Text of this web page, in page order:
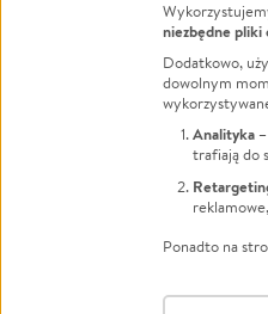
FacebookTwitter
LinkedInTikTok
niezbędne pliki
Dodatkowo,
dowolnym
Analityka
trafiają do
Ponadto na